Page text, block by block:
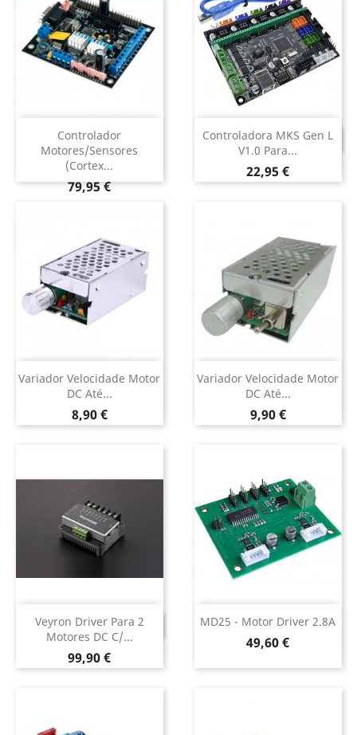
Controlador
Motores/Sensores
(Cortex...
Preço
79,95 €
Controladora MKS Gen L
V1.0 Para...
Preço
22,95 €
DESCONTINUADO
Variador Velocidade Motor
DC Até...
Preço
8,90 €
Variador Velocidade Motor
DC Até...
Preço
9,90 €
Veyron Driver Para 2
Motores DC C/...
Preço
99,90 €
DESCONTINUADO MD25 - Motor Driver 2.8A
Preço
49,60 €